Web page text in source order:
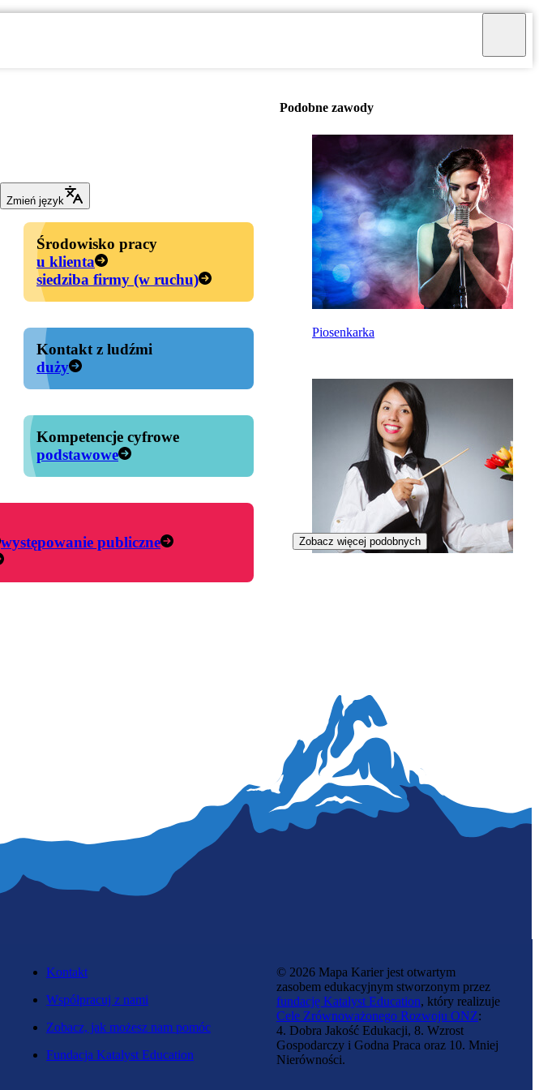
Zmień język
Środowisko pracy
u klienta
siedziba firmy (w ruchu)
Kontakt z ludźmi
duży
Kompetencje cyfrowe
podstawowe
występowanie publiczne
Podobne zawody
Piosenkarka
Aktorka lalkarka
Śpiewaczka operowa
Zobacz więcej podobnych
Kontakt
Współpracuj z nami
Zobacz, jak możesz nam pomóc
Fundacja Katalyst Education
© 2026 Mapa Karier jest otwartym
zasobem edukacyjnym stworzonym przez
fundację Katalyst Education, który realizuje
Cele Zrównoważonego Rozwoju ONZ:
4. Dobra Jakość Edukacji, 8. Wzrost
Gospodarczy i Godna Praca oraz 10. Mniej
Nierówności.